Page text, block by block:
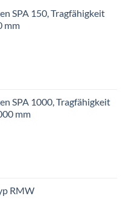
SPA 150, Tragfähigkeit
mm
SPA 1000, Tragfähigkeit
mm
RMW